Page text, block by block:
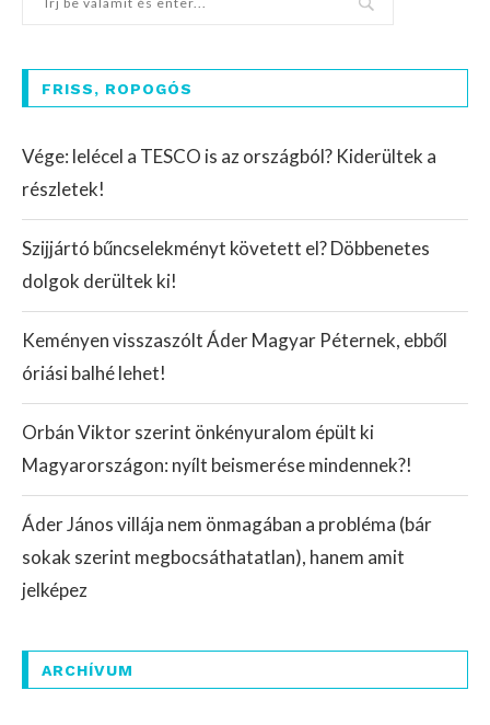
FRISS, ROPOGÓS
Vége: lelécel a TESCO is az országból? Kiderültek a
részletek!
Szijjártó bűncselekményt követett el? Döbbenetes
dolgok derültek ki!
Keményen visszaszólt Áder Magyar Péternek, ebből
óriási balhé lehet!
Orbán Viktor szerint önkényuralom épült ki
Magyarországon: nyílt beismerése mindennek?!
Áder János villája nem önmagában a probléma (bár
sokak szerint megbocsáthatatlan), hanem amit
jelképez
ARCHÍVUM